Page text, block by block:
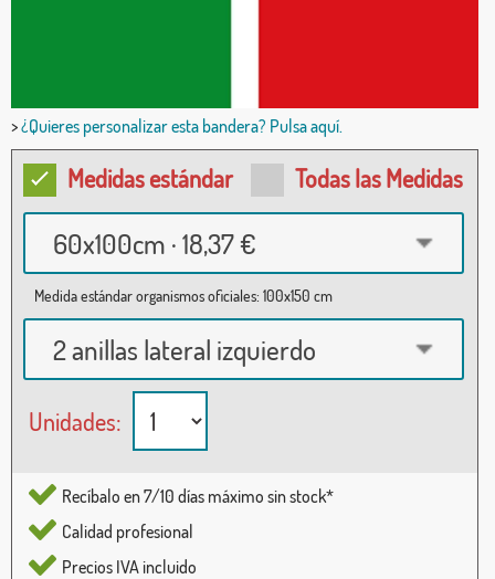
>¿Quieres personalizar esta bandera? Pulsa aquí.
Medidas estándar Todas las Medidas
60x100cm · 18,37 €
Medida estándar organismos oficiales: 100x150 cm
2 anillas lateral izquierdo
Unidades:
Recíbalo en 7/10 días máximo sin stock*
Calidad profesional
Precios IVA incluido